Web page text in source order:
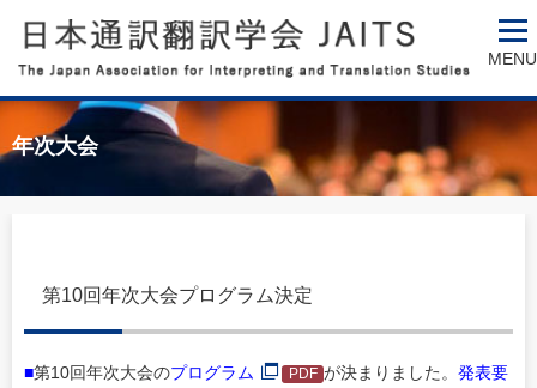
MENU
年次大会
第10回年次大会プログラム決定
■第10回年次大会のプログラム が決まりました。発表要